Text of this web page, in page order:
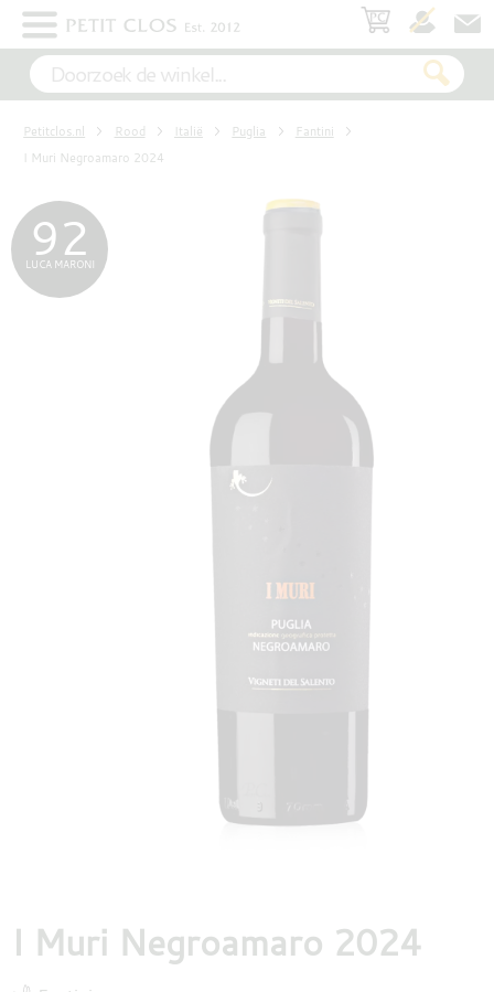
WIT
ROSÉ
ROOD
Petitclos.nl Rood Italië Puglia
Fantini
I Muri Negroamaro 2024
92
LUCA MARONI
I Muri Negroamaro 2024